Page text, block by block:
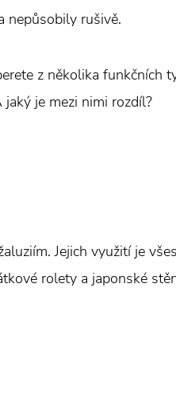
nepůsobily rušivě.
z několika funkčních
je mezi nimi rozdíl?
Jejich využití je
rolety a japonské